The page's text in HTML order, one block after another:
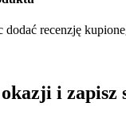
dodać recenzję
i zapisz